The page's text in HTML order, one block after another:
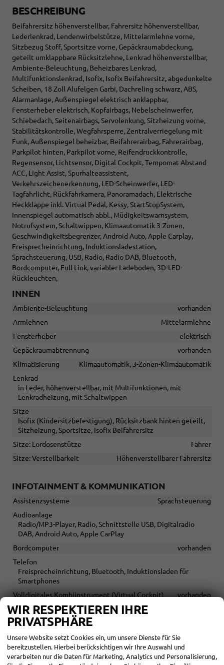
BESCHREIBUNG
Beifahrersitz höhenverstellbar, Fahrersitz höhenverstellbar,
Lederlenkrad, Lendenwirbelstütze, Mittelarmlehne vorne,
Sitzbezug Stoff, Sportsitze vorne, Gepäckraumabdeckung,
geteilt umklappbare Rücksitzlehne, Lenkrad höhenverstellbar,
Ambiente-Beleuchtung, Beheizbares Lenkrad,
Multifunktionslenkrad, Isofix, Isofix Beifahrersitz, abgedunkelte
Scheiben, 18 Zoll Alufelgen Garbi, Dachreling schwarz, ABS,
Alarmanlage, Außenspiegel elektrisch anklappbar,
Fensterheber elektrisch, Kopfairbags, Nebelscheinwerfer,
Schiebedach, Seitenairbags, Servolenkung, Sitzheizung vorne,
Stabilitätskontrolle, Wegfahrsperre, Zentralverriegelung mit
Funk, Außenspiegel beheizbar, Beifahrerairbag, Fahrerairbag,
Parkpilot hinten, Parkpilot vorne, Reifendruckkontrolle,
Regensensor, Lichtsensor, Digital Cockpit, Tempomat Abstand
ACC, Light Assist, Spurhalteassistent,
Verkehrszeichenerkennung, LED-Scheinwerfer, LED-
Tagfahrlicht, Rückfahrkamera, Panoramadach, Elektrische
Heckklappe inkl. Virtual Pedal, Kessy, StartStopSystem,
Innenspiegel automatisch abbl., Müdigkeitswarnsystem,
Notrufsystem, Schaltwippen, Klimaautomatik 3-Zonen,
Geschwindigkeitsbegrenzer, Android Auto, Apple Carplay,
Freisprecheinrichtung, Induktionsladestation,
Sprachsteuerung, USB, Radio, Radio DAB, Bluetooth,
Bordcomputer, Full Link, variabler Ladeboden, 3D-LED-
Rückleuchten,
INNEN
Ambiente-Beleuchtung
vorhanden
Armlehnen
Mittelarmlehne
Fensterheber
elektrisch
Gepäckraumabtrennung
vorhanden
Klimatisierung
Klimaautomatik, 3-Zonen-Klimaautomatik
Lenkrad
in Leder, höhenverstellbar, mit Multifunktionen, mit
Lenkradheizung, mit Schaltwippen
Sitze
Isofix (Kindersitzbefestigung), Rücksitzbank hinten geteilt,
Sitzheizung, Sportsitze, Isofix Beifahrersitz
Sitze: Lordosenstütze
Fahrer
Sitze: Verstellbarkeit
Höhenverstellbarer Fahrersitz
INFOTAINMENT & KOMMUNIKATION
Assistenzsysteme
Sprachsteuerung
Audioanlage
Radio/MP3-Player, Radio, Schnittstelle USB, Digitalradio
DAB, Android Auto, Apple CarPlay
Bordcomputer
vorhanden
Telefon
Freisprecheinrichtung, Bluetooth, Induktionsladen für
Smartphones
Volldigitales Kombiinstrument (Virtual Cockpit)
vorhanden
SICHERHEIT & ASSISTENZ
Assistenzsysteme
Regensensor, Tempomat, Tempomat mit Lenkradkontrolle,
Spurhalteassistent, Abstandstempomat adaptiv (ACC),
WIR RESPEKTIEREN IHRE
PRIVATSPHÄRE
Unsere Website setzt Cookies ein, um unsere Dienste für Sie
bereitzustellen. Hierbei berücksichtigen wir Ihre Auswahl und
verarbeiten nur die Daten für Marketing, Analytics und Personalisierung,